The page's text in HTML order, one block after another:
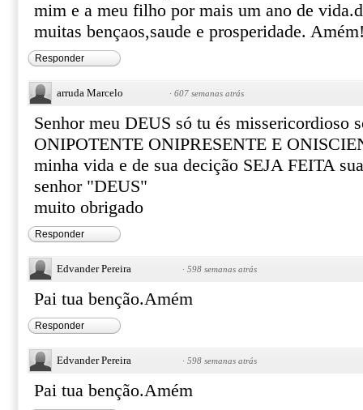
mim e a meu filho por mais um ano de
muitas bençaos,saude e prosperidade.
Responder
arruda Marcelo · 607 semanas atrás
Senhor meu DEUS só tu és missericordioso
ONIPOTENTE ONIPRESENTE E
minha vida e de sua decição SEJA FEITA
senhor "DEUS"
muito obrigado
Responder
Edvander Pereira · 598 semanas atrás
Pai tua benção.Amém
Responder
Edvander Pereira · 598 semanas atrás
Pai tua benção.Amém